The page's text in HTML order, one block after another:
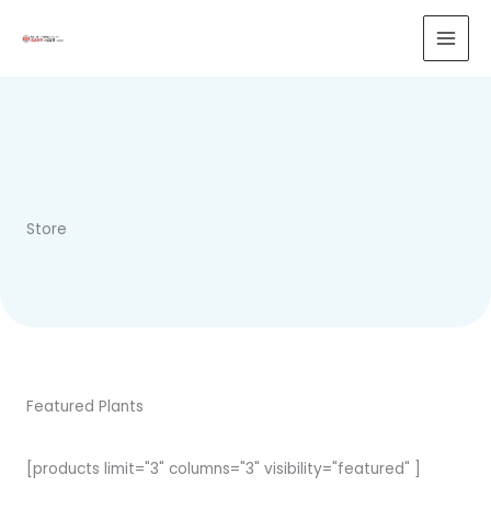
Store
Featured Plants
[products limit="3" columns="3" visibility="featured" ]